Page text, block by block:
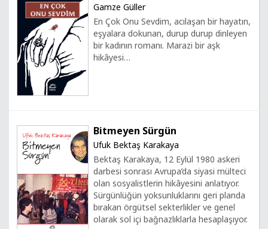
Gamze Güller
En Çok Onu Sevdim, acılaşan bir hayatın,
eşyalara dokunan, durup durup dinleyen
bir kadının romanı. Marazi bir aşk
hikâyesi…
Bitmeyen Sürgün
Ufuk Bektaş Karakaya
Bektaş Karakaya, 12 Eylül 1980 askeri
darbesi sonrası Avrupa’da siyasi mülteci
olan sosyalistlerin hikâyesini anlatıyor.
Sürgünlüğün yoksunluklarını geri planda
bırakan örgütsel sekterlikler ve genel
olarak sol içi bağnazlıklarla hesaplaşıyor.